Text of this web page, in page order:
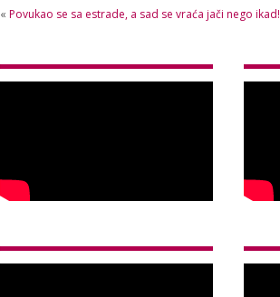
«Povukao se sa estrade, a sad se vraća jači nego ikad!